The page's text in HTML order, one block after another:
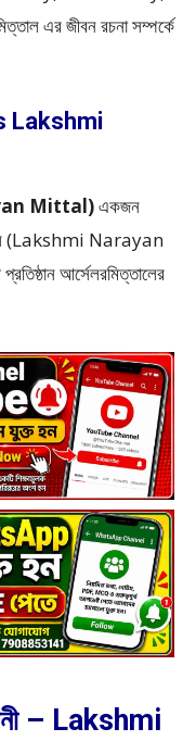
এর জীবন রচনা সম্পর্কে
is Lakshmi
Mittal)একজন
(Lakshmi Narayan
আর্সেলরমিত্তালের
– Lakshmi